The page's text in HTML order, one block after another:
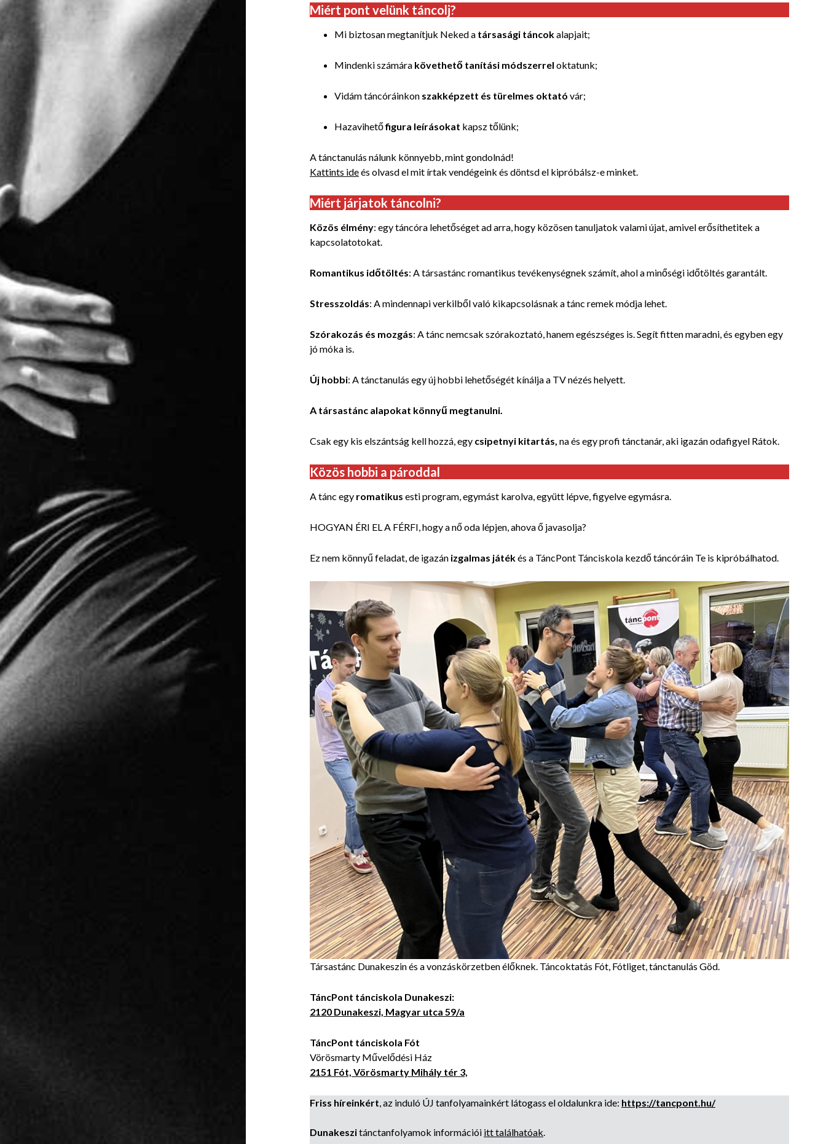
Miért pont velünk táncolj?
Mi biztosan megtanítjuk Neked a társasági táncokalapjait;
Mindenki számára követhető tanítási módszerrel oktatunk;
Vidám táncóráinkon szakképzett és türelmes oktató vár;
Hazavihetőfigura leírásokat kapsz tőlünk;
A tánctanulás nálunk könnyebb, mint gondolnád!
Kattints ideés olvasd el mit írtak vendégeink és döntsd el kipróbálsz-e minket.
Miért járjatok táncolni?
Közös élmény: egy táncóra lehetőséget ad arra, hogy közösen tanuljatok valami újat, amivel erősíthetitek a
kapcsolatotokat.
Romantikus időtöltés: A társastánc romantikus tevékenységnek számít, ahol a minőségi időtöltés garantált.
Stresszoldás: A mindennapi verkilből való kikapcsolásnak a tánc remek módja lehet.
Szórakozás és mozgás: A tánc nemcsak szórakoztató, hanem egészséges is. Segít fitten maradni, és egyben egy
jó móka is.
Új hobbi: A tánctanulás egy új hobbi lehetőségét kínálja a TV nézés helyett.
A társastánc alapokat könnyű megtanulni.
Csak egy kis elszántság kell hozzá, egy csipetnyi kitartás, na és egy profi tánctanár, aki igazán odafigyel Rátok.
Közös hobbi a pároddal
A tánc egy romatikus esti program, egymást karolva, együtt lépve, figyelve egymásra.
HOGYAN ÉRI EL A FÉRFI, hogy a nő oda lépjen, ahova ő javasolja?
Ez nem könnyű feladat, de igazán izgalmas játékés a TáncPont Tánciskola kezdő táncóráin Te is kipróbálhatod.
Társastánc Dunakeszin és a vonzáskörzetben élőknek. Táncoktatás Fót, Fótliget, tánctanulás Göd.
TáncPont tánciskola Dunakeszi:
2120 Dunakeszi, Magyar utca 59/a
TáncPont tánciskola Fót
Vörösmarty Művelődési Ház
2151 Fót, Vörösmarty Mihály tér 3,
Friss híreinkért, az induló ÚJ tanfolyamainkért látogass el oldalunkra ide: https://tancpont.hu/
Dunakeszitánctanfolyamok információi itt találhatóak.